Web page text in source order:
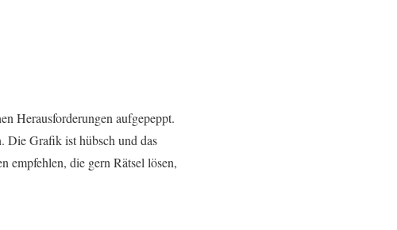
Herausforderungen aufgepeppt.
Die Grafik ist hübsch und das
empfehlen, die gern Rätsel lösen,